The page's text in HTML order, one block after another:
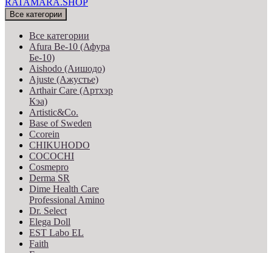
Все категории
Все категории
Afura Be-10 (Афура
Бе-10)
Aishodo (Аишодо)
Ajuste (Ажустье)
Arthair Care (Артхэр
Кэа)
Artistic&Co.
Base of Sweden
Ccorein
CHIKUHODO
COCOCHI
Cosmepro
Derma SR
Dime Health Care
Professional Amino
Dr. Select
Elega Doll
EST Labo EL
Faith